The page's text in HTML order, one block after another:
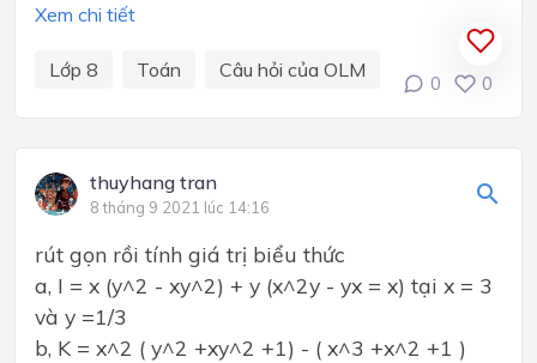
Xem chi tiết
Lớp 8 Toán Câu hỏi của OLM
0 0
thuyhang tran
8 tháng 9 2021 lúc 14:16
rút gọn rồi tính giá trị biểu thức
a, I = x (y^2 - xy^2) + y (x^2y - yx = x) tại x = 3
và y =1/3
b, K = x^2 ( y^2 +xy^2 +1) - ( x^3 +x^2 +1 )